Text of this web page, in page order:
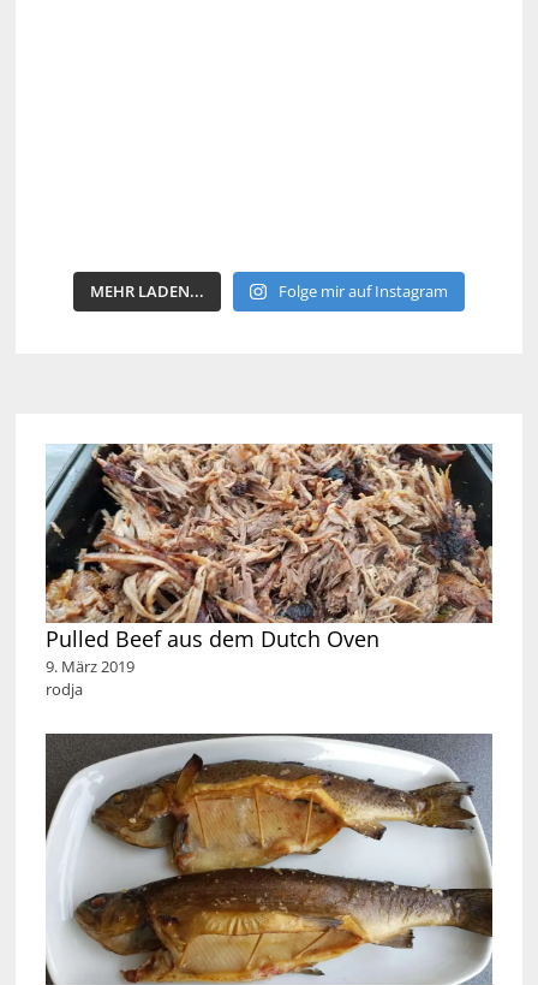
MEHR LADEN... Folge mir auf Instagram
Pulled Beef aus dem Dutch Oven
9. März 2019
rodja